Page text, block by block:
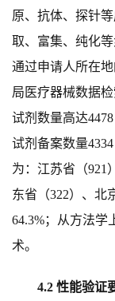
原、抗体、探针
取、富集、纯化
通过申请人所在
局医疗器械数据
试剂数量高达
试剂备案数量
为：江苏省（921
东省（322）、北
64.3%；从方法学
术。
4.2 性能验证